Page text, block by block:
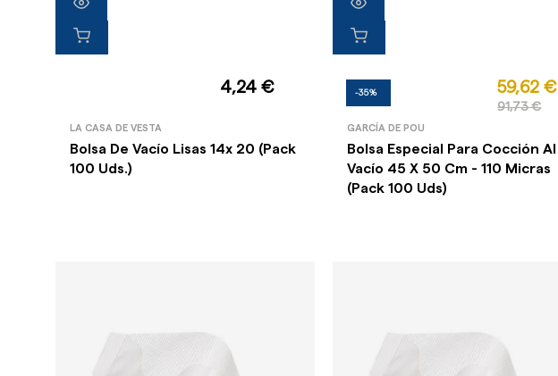
4,24 €
LA CASA DE VESTA
Bolsa De Vacío Lisas 14x 20 (Pack
100 Uds.)
-35% 59,62 €
91,73 €
GARCÍA DE POU
Bolsa Especial Para Cocción Al
Vacío 45 X 50 Cm - 110 Micras
(Pack 100 Uds)